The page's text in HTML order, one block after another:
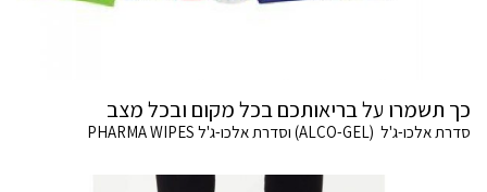
כך תשמרו על בריאותכם בכל מקום ובכל מצב
סדרת אלכו-ג'ל (ALCO-GEL) וסדרת אלכו-ג'ל PHARMA WIPES